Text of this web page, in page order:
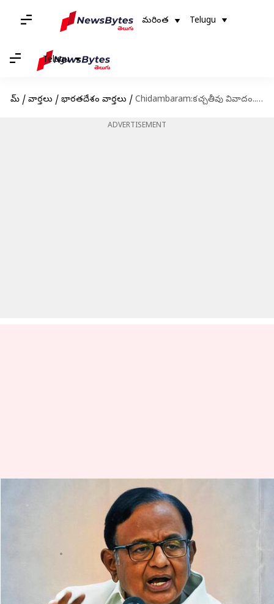
మరింత Telugu
Telugu
హోమ్ / వార్తలు / భారతదేశం వార్తలు / Chidambaram:కచ్చతీవు వివాదం.. విదేశాంగ మంత్రిపై చిదంబరం తీవ్ర విమర్శలు
ADVERTISEMENT
Chidambaram:కచ్చతీవు వివాదం..
విదేశాంగ మంత్రిపై చిదంబరం తీవ్ర
Apr 01, 2024 07:44 pm
ఈ వార్తాకథనం ఏంటి